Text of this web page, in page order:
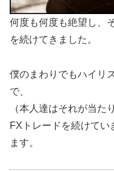
何度も何度も絶望し、
を続けてきました。
僕のまわりでもハイリ
で、
（本人達はそれが当た
FXトレードを続けてい
ます。